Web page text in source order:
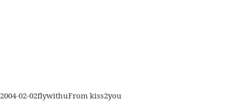
작
2004-02-02글
flywithu카
From kiss2you